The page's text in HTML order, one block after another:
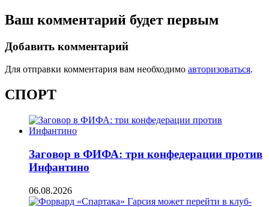
Ваш комментарий будет первым
Добавить комментарий
Для отправки комментария вам необходимо авторизоваться.
СПОРТ
Заговор в ФИФА: три конфедерации против
Инфантино
06.08.2026